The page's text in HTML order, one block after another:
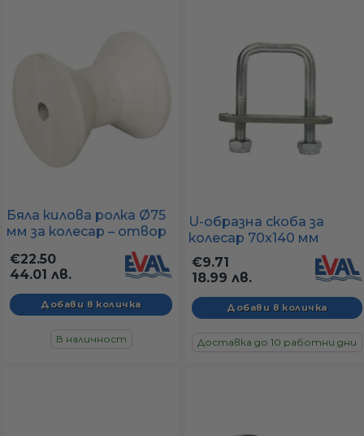
Бяла килова ролка Ø75
мм за колесар – отвор
€22.50
44.01 лв.
В наличност
U-образна скоба за
колесар 70x140 мм
(вътр. 55 мм)
€9.71
18.99 лв.
Доставка до 10 работни дни